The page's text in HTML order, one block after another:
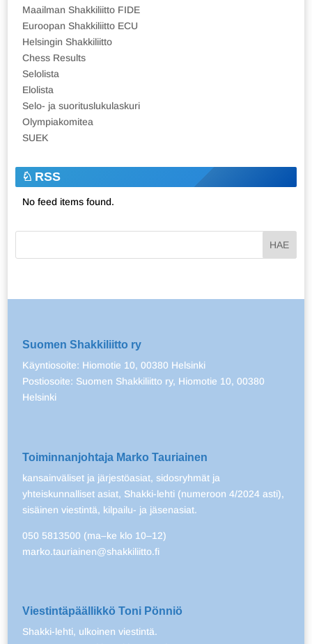
Maailman Shakkiliitto FIDE
Euroopan Shakkiliitto ECU
Helsingin Shakkiliitto
Chess Results
Selolista
Elolista
Selo- ja suorituslukulaskuri
Olympiakomitea
SUEK
RSS
No feed items found.
Suomen Shakkiliitto ry
Käyntiosoite: Hiomotie 10, 00380 Helsinki
Postiosoite: Suomen Shakkiliitto ry, Hiomotie 10, 00380
Helsinki
Toiminnanjohtaja Marko Tauriainen
kansainväliset ja järjestöasiat, sidosryhmät ja
yhteiskunnalliset asiat, Shakki-lehti (numeroon 4/2024 asti),
sisäinen viestintä, kilpailu- ja jäsenasiat.
050 5813500 (ma–ke klo 10–12)
marko.tauriainen@shakkiliitto.fi
Viestintäpäällikkö Toni Pönniö
Shakki-lehti, ulkoinen viestintä.